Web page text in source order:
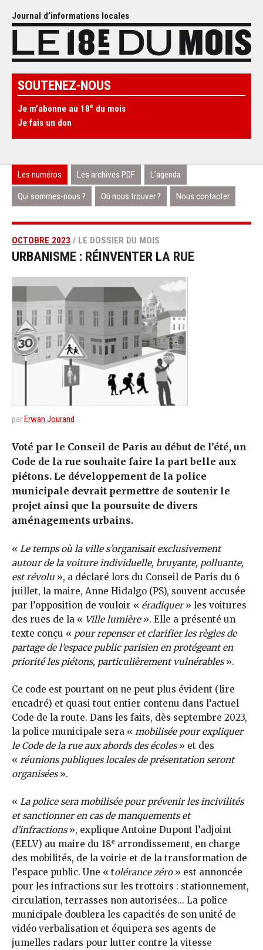
Journal d’informations locales
SOUTENEZ-NOUS
Je m’abonne au 18e du mois
Je fais un don
Les numéros Les archives PDF L’agenda
Qui sommes-nous ? Où nous trouver ? Nous contacter
OCTOBRE 2023 / LE DOSSIER DU MOIS
URBANISME : RÉINVENTER LA RUE
par Erwan Jourand
Voté par le Conseil de Paris au début de l’été, un
Code de la rue souhaite faire la part belle aux
piétons. Le développement de la police
municipale devrait permettre de soutenir le
projet ainsi que la poursuite de divers
aménagements urbains.
« Le temps où la ville s’organisait exclusivement
autour de la voiture individuelle, bruyante, polluante,
est révolu », a déclaré lors du Conseil de Paris du 6
juillet, la maire, Anne Hidalgo (PS), souvent accusée
par l’opposition de vouloir « éradiquer» les voitures
des rues de la « Ville lumière». Elle a présenté un
texte conçu « pour repenser et clarifier les règles de
partage de l’espace public parisien en protégeant en
priorité les piétons, particulièrement vulnérables».
Ce code est pourtant on ne peut plus évident (lire
encadré) et quasi tout entier contenu dans l’actuel
Code de la route. Dans les faits, dès septembre 2023,
la police municipale sera « mobilisée pour expliquer
le Code de la rue aux abords des écoles» et des
« réunions publiques locales de présentation seront
organisées».
« La police sera mobilisée pour prévenir les incivilités
et sanctionner en cas de manquements et
d’infractions», explique Antoine Dupont l’adjoint
(EELV) au maire du 18e arrondissement, en charge
des mobilités, de la voirie et de la transformation de
l’espace public. Une « tolérance zéro» est annoncée
pour les infractions sur les trottoirs : stationnement,
circulation, terrasses non autorisées... La police
municipale doublera les capacités de son unité de
vidéo verbalisation et équipera ses agents de
jumelles radars pour lutter contre la vitesse